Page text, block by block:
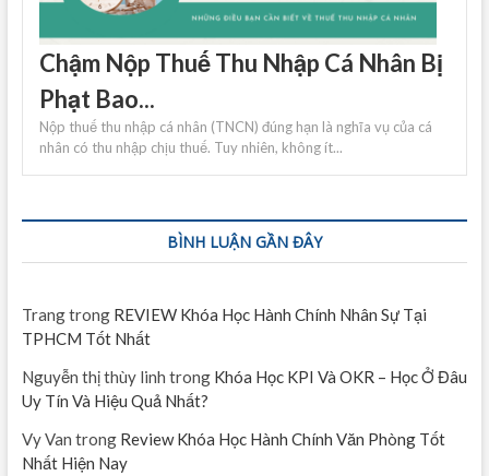
Chậm Nộp Thuế Thu Nhập Cá Nhân Bị
Phạt Bao...
Nộp thuế thu nhập cá nhân (TNCN) đúng hạn là nghĩa vụ của cá
nhân có thu nhập chịu thuế. Tuy nhiên, không ít...
BÌNH LUẬN GẦN ĐÂY
Trangtrong REVIEW Khóa Học Hành Chính Nhân Sự Tại
TPHCM Tốt Nhất
Nguyễn thị thùy linh trong Khóa Học KPI Và OKR – Học Ở Đâu
Uy Tín Và Hiệu Quả Nhất?
Vy Van trong Review Khóa Học Hành Chính Văn Phòng Tốt
Nhất Hiện Nay